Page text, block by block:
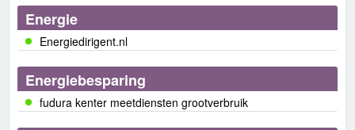
Energie
Energiedirigent.nl
Energiebesparing
fudura kenter meetdiensten grootverbruik